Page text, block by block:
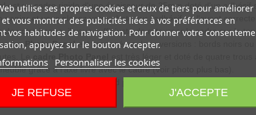
est un cadre rigide d'une épaisseur de 25mm doté d'un
et vous placez votre photo sur l'adhésif en l'ayant
votre image, il vous suffit juste de retourner le cadre sur le
cadre Photo Panelest proposé en deux versions : bords noirs
Le
grâce à l'axe livré avec le cadre (voir photo plus bas).
des photos qui répond parfaitement à la demande de
utilise ses propres cookies et ceux de tiers pour améliorer
et vous montrer des publicités liées à vos préférences en
vos habitudes de navigation. Pour donner votre
appuyez sur le bouton Accepter.
Personnaliser les cookies
JE REFUSE J'ACCEPTE